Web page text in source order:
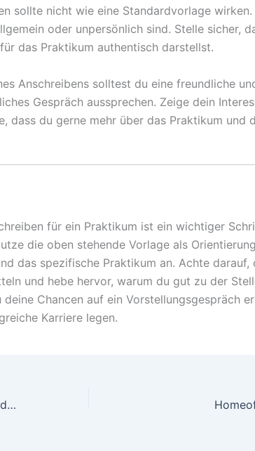
sollte nicht wie eine Standardvorlage
oder unpersönlich sind. Stelle sicher,
das Praktikum authentisch darstellst.
Anschreibens solltest du eine freundliche
Gespräch aussprechen. Zeige dein
dass du gerne mehr über das Praktikum und
für ein Praktikum ist ein wichtiger
die oben stehende Vorlage als
das spezifische Praktikum an. Achte
und hebe hervor, warum du gut zu der
Chancen auf ein Vorstellungsgespräch
Karriere legen.
Im Homeoffice schlafen: Zwischen produktiver Arbeit und der Versuchung der Couch